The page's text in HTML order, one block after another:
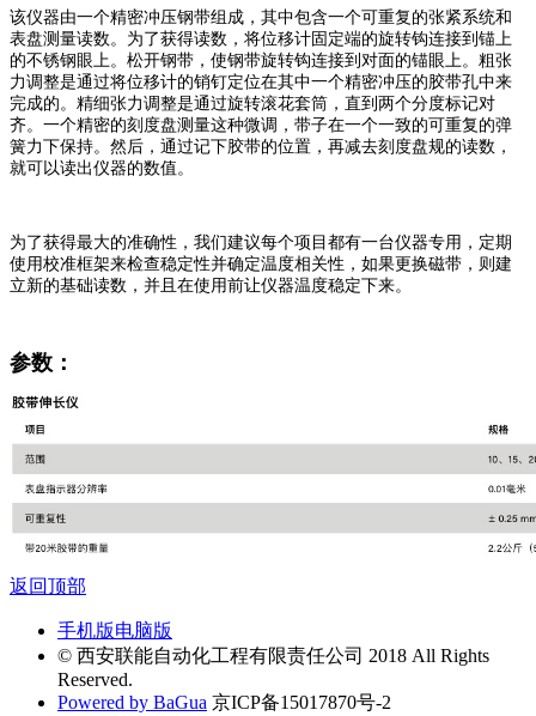
该仪器由一个精密冲压钢带组成，其中包含一个可重复的张紧系统和
表盘测量读数。为了获得读数，将位移计固定端的旋转钩连接到锚上
的不锈钢眼上。松开钢带，使钢带旋转钩连接到对面的锚眼上。粗张
力调整是通过将位移计的销钉定位在其中一个精密冲压的胶带孔中来
完成的。精细张力调整是通过旋转滚花套筒，直到两个分度标记对
齐。一个精密的刻度盘测量这种微调，带子在一个一致的可重复的弹
簧力下保持。然后，通过记下胶带的位置，再减去刻度盘规的读数，
就可以读出仪器的数值。
为了获得最大的准确性，我们建议每个项目都有一台仪器专用，定期
使用校准框架来检查稳定性并确定温度相关性，如果更换磁带，则建
立新的基础读数，并且在使用前让仪器温度稳定下来。
参数：
返回顶部
手机版电脑版
© 西安联能自动化工程有限责任公司 2018 All Rights
Reserved.
Powered by BaGua 京ICP备15017870号-2